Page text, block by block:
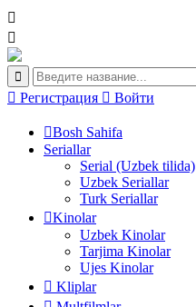
Регистрация Войти
Bosh Sahifa
Seriallar
Serial (Uzbek tilida)
Uzbek Seriallar
Turk Seriallar
Kinolar
Uzbek Kinolar
Tarjima Kinolar
Ujes Kinolar
Kliplar